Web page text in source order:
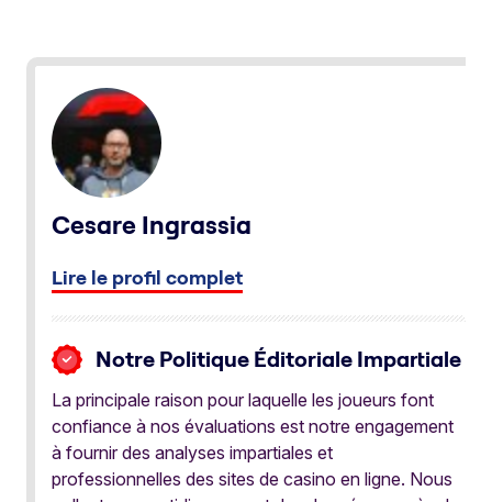
Cesare Ingrassia
Lire le profil complet
Notre Politique Éditoriale Impartiale
La principale raison pour laquelle les joueurs font
confiance à nos évaluations est notre engagement
à fournir des analyses impartiales et
professionnelles des sites de casino en ligne. Nous